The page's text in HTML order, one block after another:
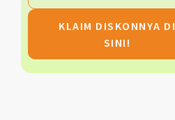
KLAIM DISKONNYA DI
SINI!